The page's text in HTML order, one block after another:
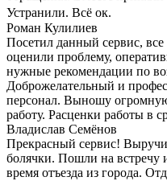
Устранили. Всё ок.
Роман Кулилиев
Посетил данный сервис, все
оценили проблему,
нужные рекомендации по
Доброжелательный и
персонал. Выношу
работу. Расценки работы в
Владислав Семёнов
Прекрасный сервис!
болячки. Пошли на встречу
время отъезда из города.